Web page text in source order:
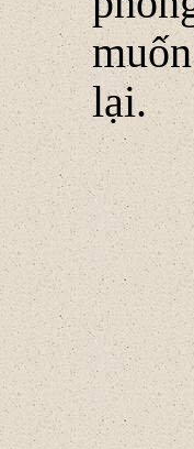
lại.